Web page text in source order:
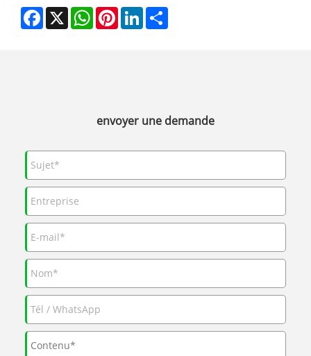
Facebook
X WhatsAppPinterestLinkedInShare
envoyer une demande